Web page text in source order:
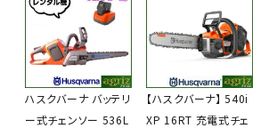
ハスクバーナ バッテリ
ー式チェンソー 536L
【ハスクバーナ】 540i
XP 16RT 充電式チェ